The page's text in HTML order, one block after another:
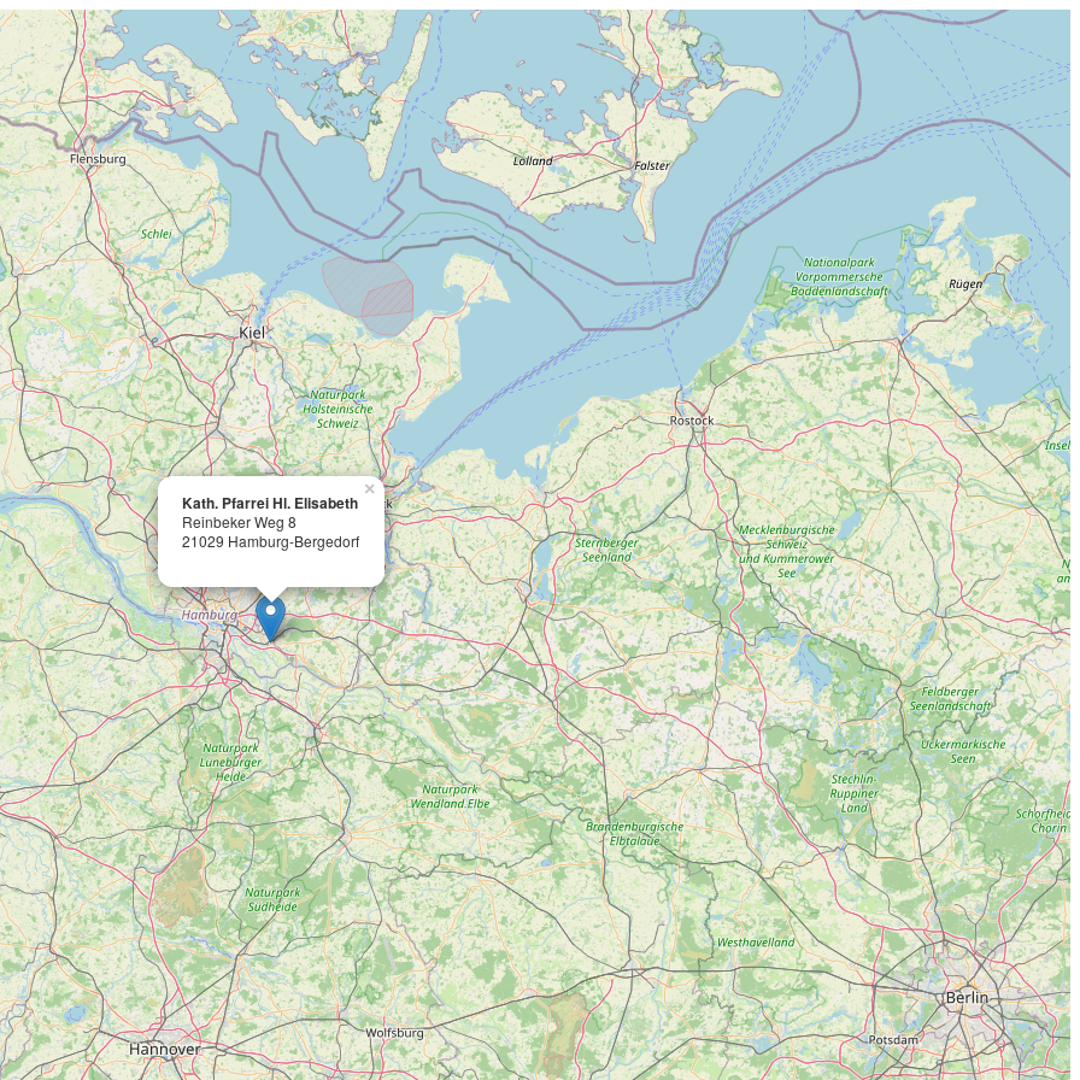
Kath. Pfarrei Hl. Elisabeth
Reinbeker Weg 8
21029 Hamburg-Bergedorf
×